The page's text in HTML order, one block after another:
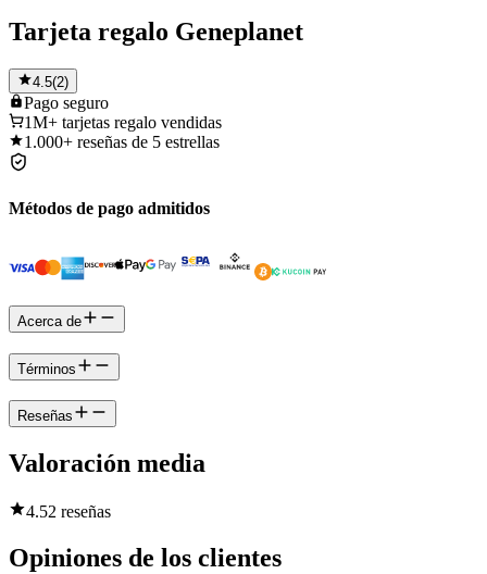
Tarjeta regalo Geneplanet
4.5(2)
Pago seguro
1M+ tarjetas regalo vendidas
1.000+ reseñas de 5 estrellas
Métodos de pago admitidos
Acerca de
Términos
Reseñas
Valoración media
4.52 reseñas
Opiniones de los clientes